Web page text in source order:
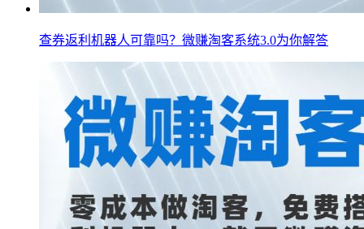
查券返利机器人可靠吗？微赚淘客系统3.0为你解答